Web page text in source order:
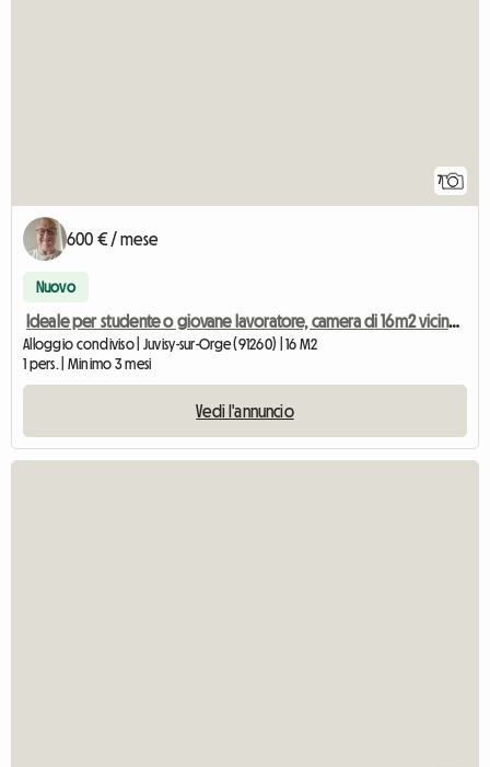
7
600 € / mese
Nuovo
Ideale per studente o giovane lavoratore, camera di 16m2 vicino alla stazione di Ju
Alloggio condiviso | Juvisy-sur-Orge (91260) | 16 M2
1 pers. | Minimo 3 mesi
Vedi l'annuncio